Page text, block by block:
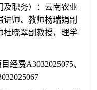
及职务）：云南农业
师、教师杨瑞娟副
杜晓翠副教授，理学
经费A3032025075、